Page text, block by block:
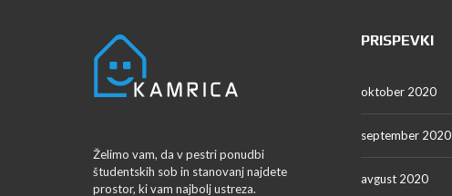
Želimo vam, da v pestri ponudbi
študentskih sob in stanovanj najdete
prostor, ki vam najbolj ustreza.
PRISPEVKI
oktober 2020
september 2020
avgust 2020